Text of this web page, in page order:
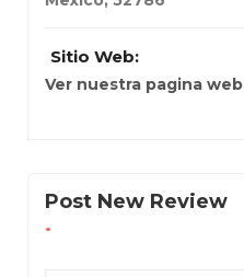
Sitio Web:
Ver nuestra pagina web
Post New Review